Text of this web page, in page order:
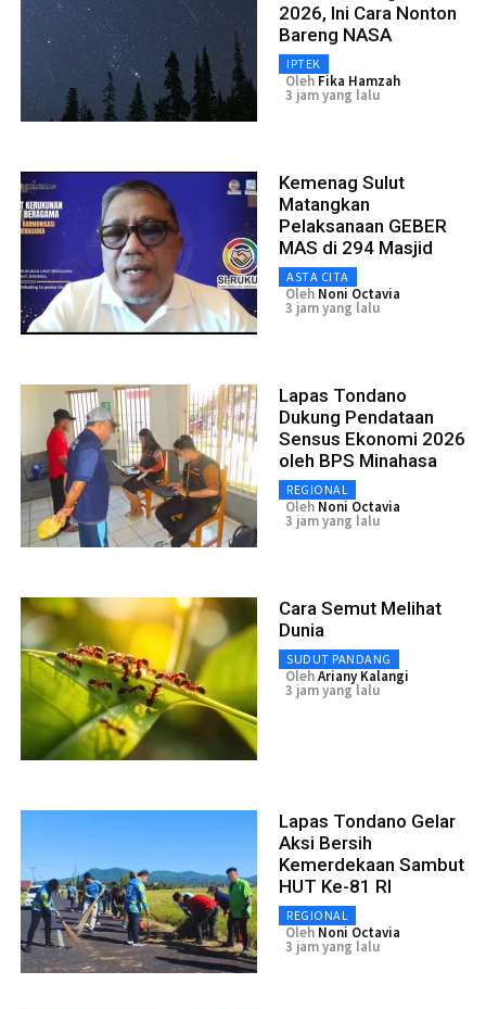
2026, Ini Cara Nonton
Bareng NASA
IPTEK
Oleh Fika Hamzah
3 jam yang lalu
Kemenag Sulut
Matangkan
Pelaksanaan GEBER
MAS di 294 Masjid
ASTA CITA
Oleh Noni Octavia
3 jam yang lalu
Lapas Tondano
Dukung Pendataan
Sensus Ekonomi 2026
oleh BPS Minahasa
REGIONAL
Oleh Noni Octavia
3 jam yang lalu
Cara Semut Melihat
Dunia
SUDUT PANDANG
OlehAriany Kalangi
3 jam yang lalu
Lapas Tondano Gelar
Aksi Bersih
Kemerdekaan Sambut
HUT Ke-81 RI
REGIONAL
Oleh Noni Octavia
3 jam yang lalu